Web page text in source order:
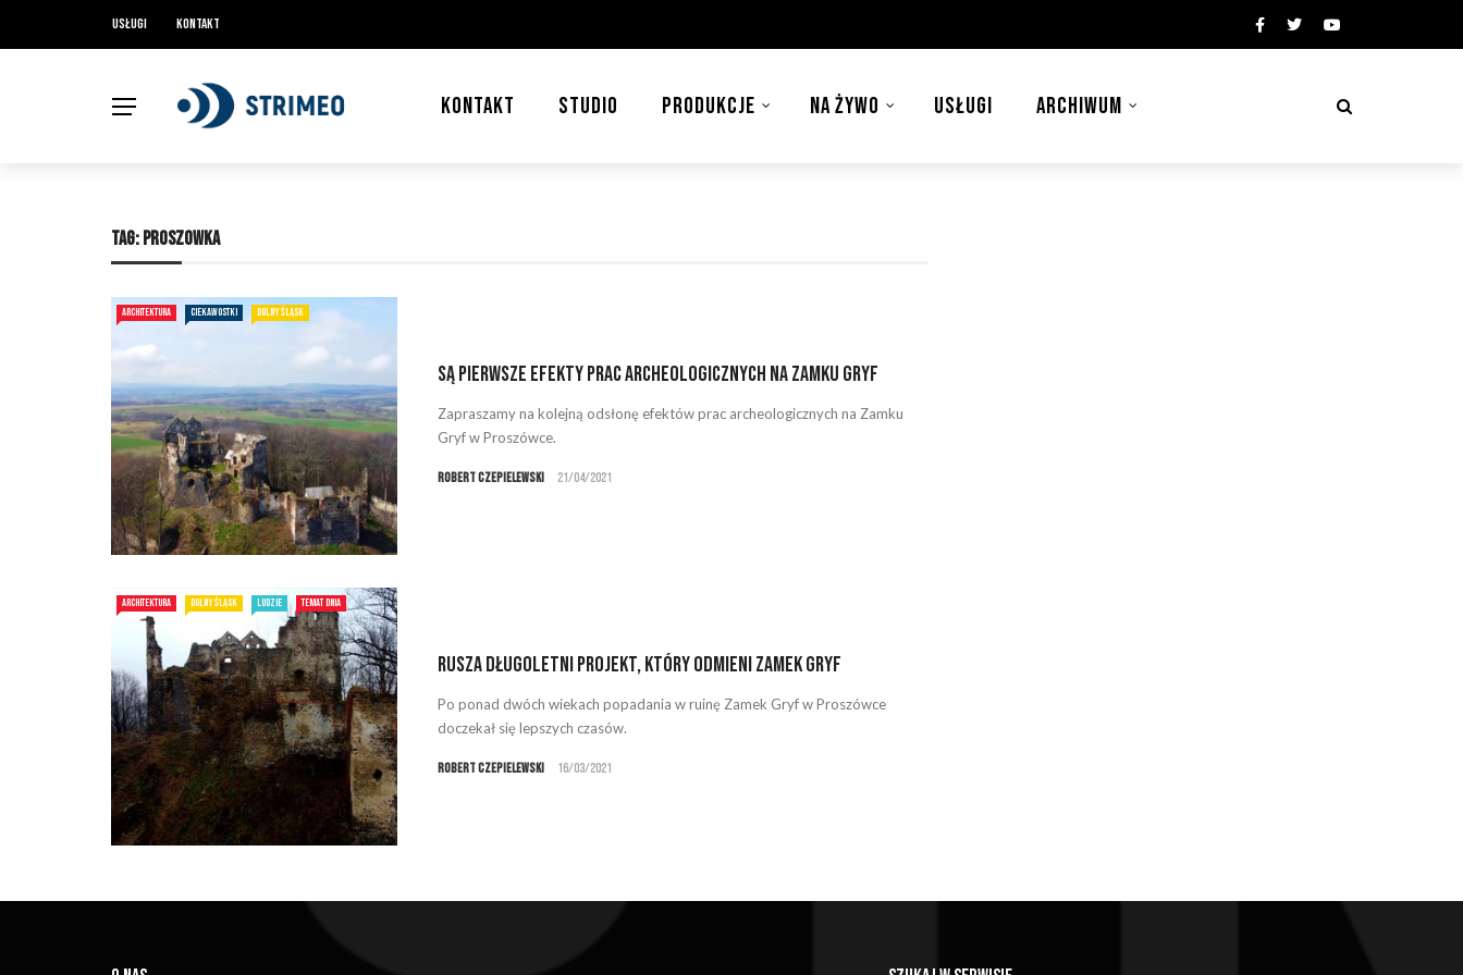
Usługi Kontakt
KONTAKT STUDIO PRODUKCJE NA ŻYWO USŁUGI ARCHIWUM
TAG: PROSZOWKA
ARCHITEKTURA CIEKAWOSTKI DOLNY ŚLĄSK
Są pierwsze efekty prac archeologicznych na Zamku Gryf
Zapraszamy na kolejną odsłonę efektów prac archeologicznych na Zamku
Gryf w Proszówce.
Robert Czepielewski 21/04/2021
ARCHITEKTURA DOLNY ŚLĄSK LUDZIE TEMAT DNIA
Rusza długoletni projekt, który odmieni Zamek Gryf
Po ponad dwóch wiekach popadania w ruinę Zamek Gryf w Proszówce
doczekał się lepszych czasów.
Robert Czepielewski 16/03/2021